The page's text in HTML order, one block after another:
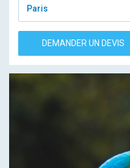
Paris
DEMANDER UN DEVIS